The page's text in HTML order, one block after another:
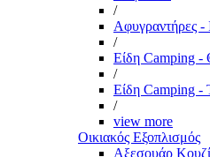
/
Αφυγραντήρες -
/
Είδη Camping -
/
Είδη Camping -
/
view more
Οικιακός Εξοπλισμός
Αξεσουάρ